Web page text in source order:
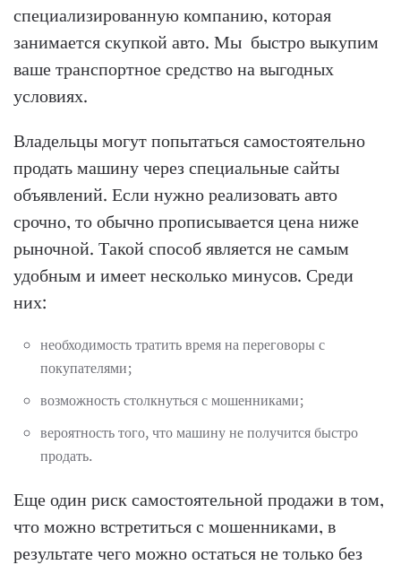
специализированную компанию, которая
занимается скупкой авто. Мы быстро выкупим
ваше транспортное средство на выгодных
условиях.
Владельцы могут попытаться самостоятельно
продать машину через специальные сайты
объявлений. Если нужно реализовать авто
срочно, то обычно прописывается цена ниже
рыночной. Такой способ является не самым
удобным и имеет несколько минусов. Среди
них:
необходимость тратить время на переговоры с
покупателями;
возможность столкнуться с мошенниками;
вероятность того, что машину не получится быстро
продать.
Еще один риск самостоятельной продажи в том,
что можно встретиться с мошенниками, в
результате чего можно остаться не только без